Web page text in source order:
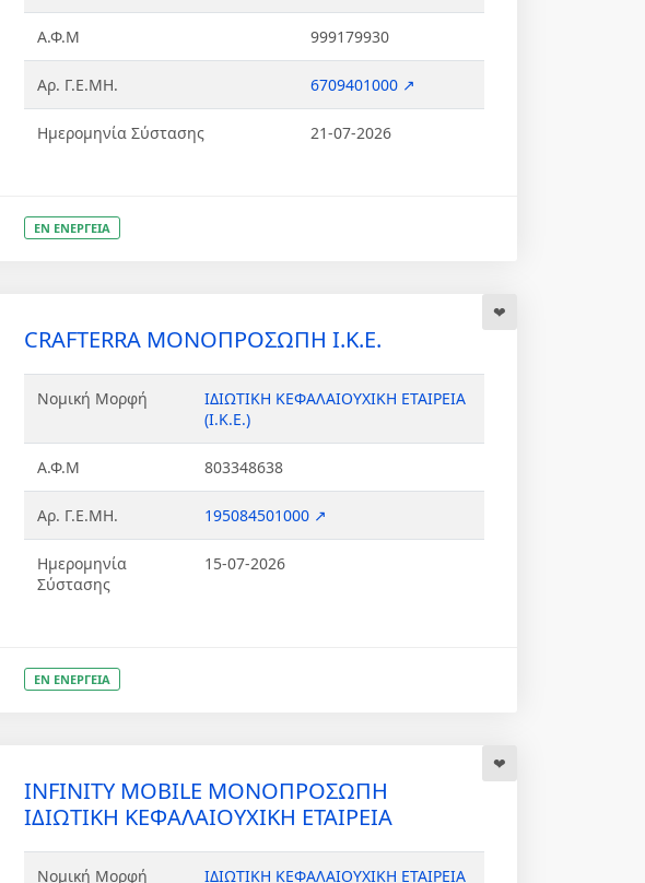
Α.Φ.Μ 999179930
Αρ. Γ.Ε.ΜΗ. 6709401000 ↗
Ημερομηνία Σύστασης 21-07-2026
ΕΝ ΕΝΕΡΓΕΙΑ
CRAFTERRA ΜΟΝΟΠΡΟΣΩΠΗ Ι.Κ.Ε.
Νομική Μορφή
ΙΔΙΩΤΙΚΗ ΚΕΦΑΛΑΙΟΥΧΙΚΗ ΕΤΑΙΡΕΙΑ
(Ι.Κ.Ε.)
Α.Φ.Μ 803348638
Αρ. Γ.Ε.ΜΗ. 195084501000 ↗
Ημερομηνία
Σύστασης
15-07-2026
ΕΝ ΕΝΕΡΓΕΙΑ
INFINITY MOBILE ΜΟΝΟΠΡΟΣΩΠΗ
ΙΔΙΩΤΙΚΗ ΚΕΦΑΛΑΙΟΥΧΙΚΗ ΕΤΑΙΡΕΙΑ
Νομική Μορφή ΙΔΙΩΤΙΚΗ ΚΕΦΑΛΑΙΟΥΧΙΚΗ ΕΤΑΙΡΕΙΑ